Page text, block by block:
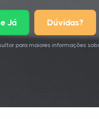
Já Dúvidas?
para maiores informações